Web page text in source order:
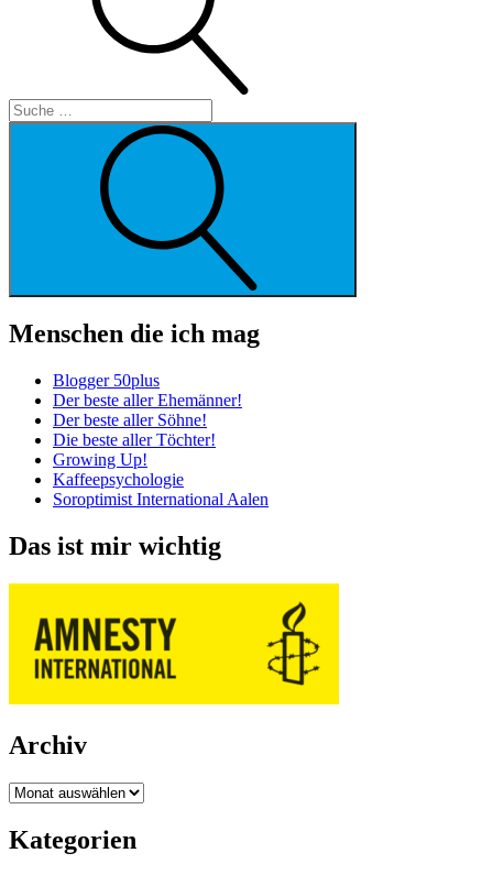
Menschen die ich mag
Blogger 50plus
Der beste aller Ehemänner!
Der beste aller Söhne!
Die beste aller Töchter!
Growing Up!
Kaffeepsychologie
Soroptimist International Aalen
Das ist mir wichtig
Archiv
Archiv
Kategorien